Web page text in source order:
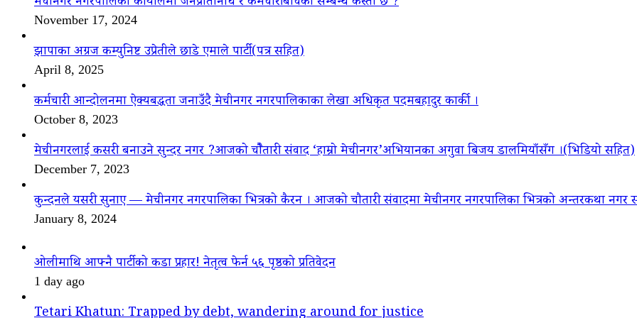
November 17, 2024
झापाका अग्रज कम्युनिष्ट उप्रेतीले छाडे एमाले पार्टी(पत्र सहित)
April 8, 2025
कर्मचारी आन्दोलनमा ऐक्यबद्धता जनाउँदै मेचीनगर नगरपालिकाका लेखा अधिकृत पदमबहादुर कार्की ।
October 8, 2023
मेचीनगरलाई कसरी बनाउने सुन्दर नगर ?आजको चौैतारी संवाद ‘हाम्रो मेचीनगर’अभियानका अगुवा बिजय डालमियाँसँग ।(भिडियो सहित)
December 7, 2023
कुन्दनले यसरी सुनाए — मेचीनगर नगरपालिका भित्रको कैरन । आजको चौतारी संवादमा मेचीनगर नगरपालिका भित्रको अन्तरकथा नगर
January 8, 2024
ओलीमाथि आफ्नै पार्टीको कडा प्रहार! नेतृत्व फेर्न ५६ पृष्ठको प्रतिवेदन
1 day ago
Tetari Khatun: Trapped by debt, wandering around for justice